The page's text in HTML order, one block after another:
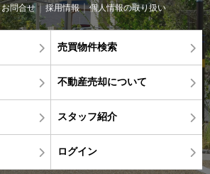
お問合せ 採用情報 個人情報の取り扱い
売買物件検索
不動産売却について
スタッフ紹介
ログイン